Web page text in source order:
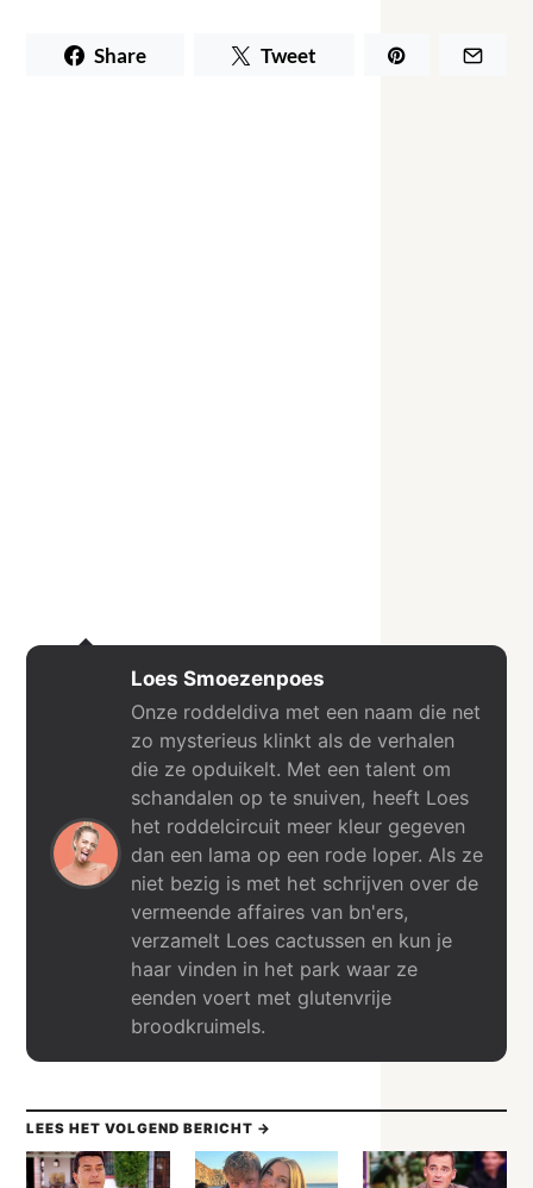
Share Tweet
Loes Smoezenpoes
Onze roddeldiva met een naam die net
zo mysterieus klinkt als de verhalen
die ze opduikelt. Met een talent om
schandalen op te snuiven, heeft Loes
het roddelcircuit meer kleur gegeven
dan een lama op een rode loper. Als ze
niet bezig is met het schrijven over de
vermeende affaires van bn'ers,
verzamelt Loes cactussen en kun je
haar vinden in het park waar ze
eenden voert met glutenvrije
broodkruimels.
LEES HET VOLGEND BERICHT →